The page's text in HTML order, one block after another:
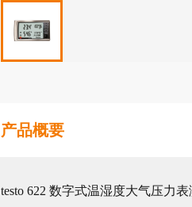
产品概要
testo 622 数字式温湿度大气压力